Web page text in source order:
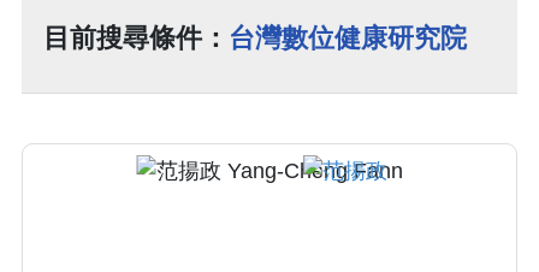
目前搜尋條件： 台灣數位健康研究院